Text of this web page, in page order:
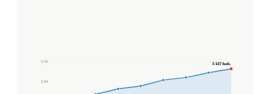
2,6 k
3,9 k 3 417 hab.